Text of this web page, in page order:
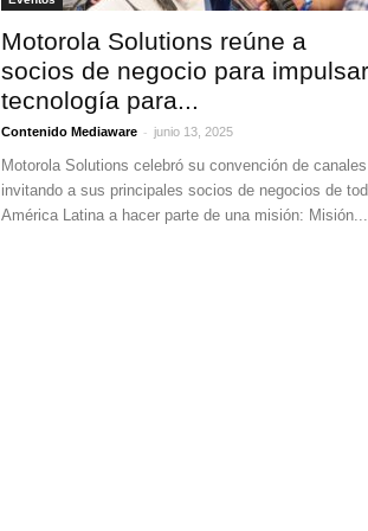
Motorola Solutions reúne a
socios de negocio para impulsar
tecnología para...
Contenido Mediaware - junio 13, 2025
Motorola Solutions celebró su convención de canales
invitando a sus principales socios de negocios de
América Latina a hacer parte de una misión: Misión...